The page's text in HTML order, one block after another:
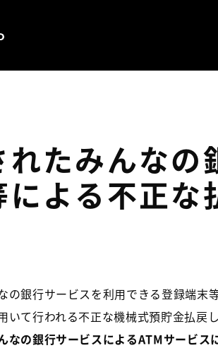
れたみんなの
による不正な
の銀行サービスを利用できる登録端
いて行われる不正な機械式預貯金払戻
んなの銀行サービスによるATMサービス